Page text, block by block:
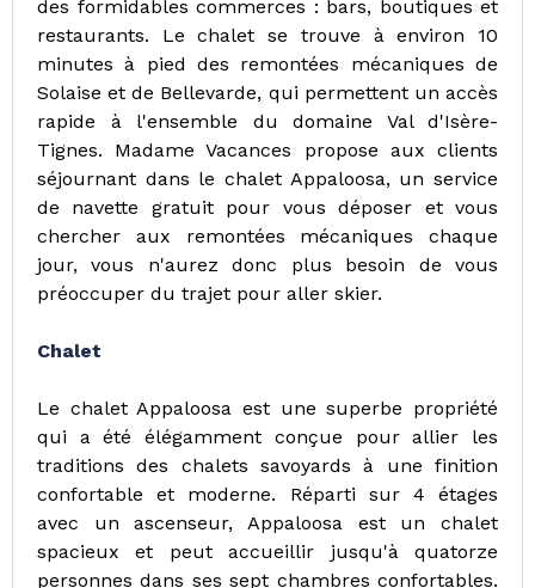
des formidables commerces : bars, boutiques et
restaurants. Le chalet se trouve à environ 10
minutes à pied des remontées mécaniques de
Solaise et de Bellevarde, qui permettent un accès
rapide à l'ensemble du domaine Val d'Isère-
Tignes. Madame Vacances propose aux clients
séjournant dans le chalet Appaloosa, un service
de navette gratuit pour vous déposer et vous
chercher aux remontées mécaniques chaque
jour, vous n'aurez donc plus besoin de vous
préoccuper du trajet pour aller skier.
Chalet
Le chalet Appaloosa est une superbe propriété
qui a été élégamment conçue pour allier les
traditions des chalets savoyards à une finition
confortable et moderne. Réparti sur 4 étages
avec un ascenseur, Appaloosa est un chalet
spacieux et peut accueillir jusqu'à quatorze
personnes dans ses sept chambres confortables.